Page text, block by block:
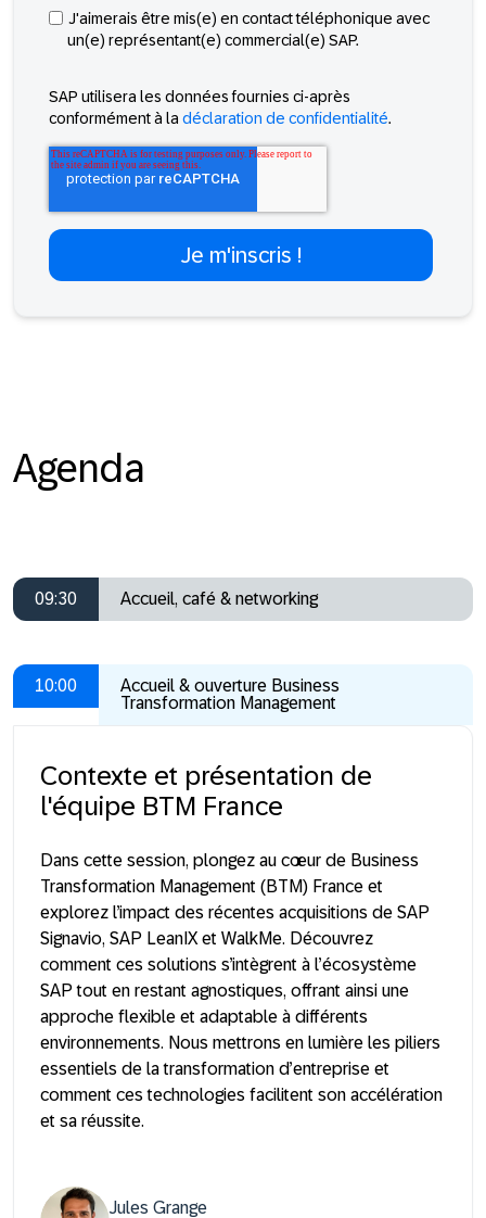
J'aimerais être mis(e) en contact téléphonique avec
un(e) représentant(e) commercial(e) SAP.
SAP utilisera les données fournies ci-après
conformément à la déclaration de confidentialité.
Agenda
09:30 Accueil, café & networking
10:00
Accueil & ouverture Business
Transformation Management
Contexte et présentation de
l'équipe BTM France
Dans cette session, plongez au cœur de Business
Transformation Management (BTM) France et
explorez l’impact des récentes acquisitions de SAP
Signavio, SAP LeanIX et WalkMe. Découvrez
comment ces solutions s’intègrent à l’écosystème
SAP tout en restant agnostiques, offrant ainsi une
approche flexible et adaptable à différents
environnements. Nous mettrons en lumière les piliers
essentiels de la transformation d’entreprise et
comment ces technologies facilitent son accélération
et sa réussite.
Jules Grange